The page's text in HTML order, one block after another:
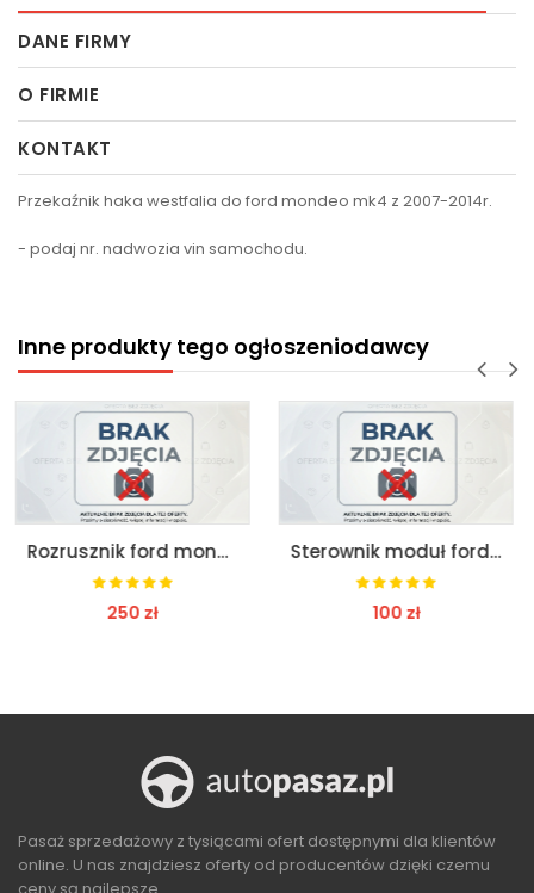
DANE FIRMY
O FIRMIE
KONTAKT
Przekaźnik haka westfalia do ford mondeo mk4 z 2007-2014r.
- podaj nr. nadwozia vin samochodu.
Inne produkty tego ogłoszeniodawcy
Rozrusznik ford mondeo mk4 2.0b 140km Sterownik moduł ford mondeo mk5 s-line
Pasaż sprzedażowy z tysiącami ofert dostępnymi dla klientów
online. U nas znajdziesz oferty od producentów dzięki czemu